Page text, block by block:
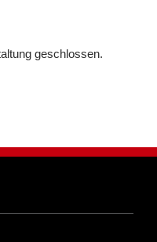
geschlossen.